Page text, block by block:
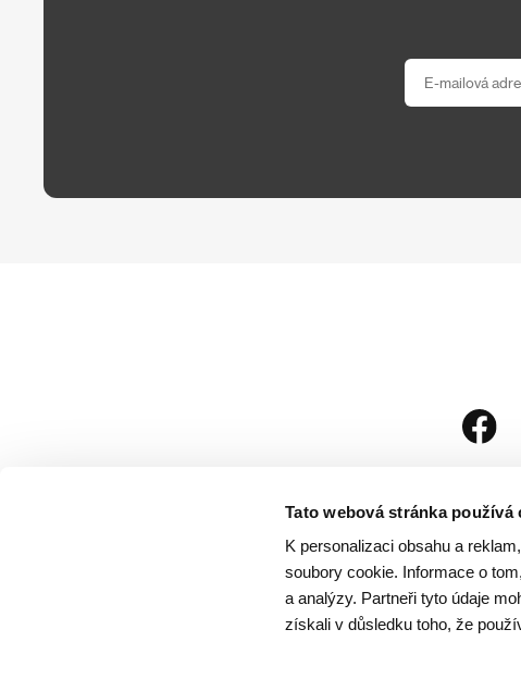
Tato webová stránka používá
K personalizaci obsahu a
soubory cookie. Informace o
a analýzy. Partneři tyto údaje
získali v důsledku toho, že
je